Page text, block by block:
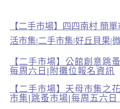
【二手市場】四四南村 簡
活市集|二手市集|好丘貝果|
【二手市場】公館創意跳
每周六日|附攤位報名資訊
【二手市場】天母市集之
市集|跳蚤市場|每周五六日